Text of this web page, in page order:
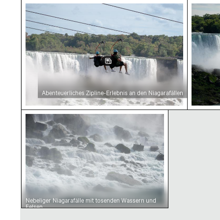
Abenteuerliches Zipline-Erlebnis an den
Abenteuerliches Zipline-Erlebnis an den Niagarafällen
Nebeliger Niagarafälle mit tosenden Wassern
Nebeliger Niagarafälle mit tosenden Wassern und
Felsen